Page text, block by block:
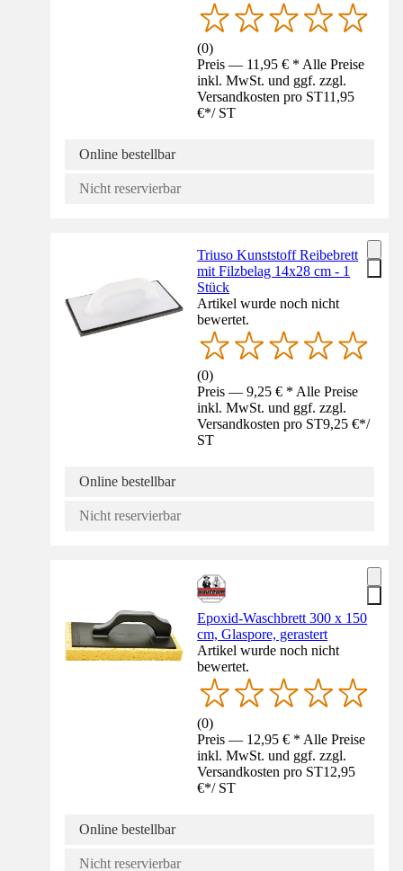
(0)
Preis — 11,95 € * Alle Preise
inkl. MwSt. und ggf. zzgl.
Versandkosten pro ST11,95
€*/ ST
Online bestellbar
Nicht reservierbar
Triuso Kunststoff Reibebrett
mit Filzbelag 14x28 cm - 1
Stück
Artikel wurde noch nicht
bewertet.
(0)
Preis — 9,25 € * Alle Preise
inkl. MwSt. und ggf. zzgl.
Versandkosten pro ST9,25 €*/
ST
Online bestellbar
Nicht reservierbar
Epoxid-Waschbrett 300 x 150
cm, Glaspore, gerastert
Artikel wurde noch nicht
bewertet.
(0)
Preis — 12,95 € * Alle Preise
inkl. MwSt. und ggf. zzgl.
Versandkosten pro ST12,95
€*/ ST
Online bestellbar
Nicht reservierbar